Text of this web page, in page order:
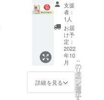
計：
1780円
【杉
にゃん/
大粒】
（箱型
トイレ
◎、シ
ステム
トイレ
（二層
・命の
猫砂 杉
にゃん
小粒 1
袋：
1120円
（通常
販売価
格：
1320
円…
支援
者：
1人
お届
け予
定：
2022
年10
月
詳細を見る
こ
の
リ
タ
ー
ン
を
選
択
す